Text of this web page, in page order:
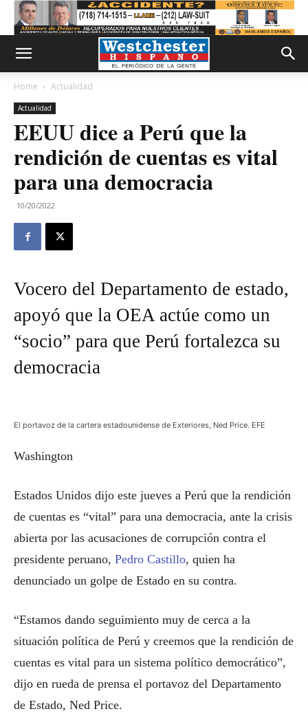
Home Actualidad
Actualidad
EEUU dice a Perú que la
rendición de cuentas es vital
para una democracia
10/20/2022
Vocero del Departamento de estado,
apoyó que la OEA actúe como un
“socio” para que Perú fortalezca su
democracia
El portavoz de la cartera estadounidense de Exteriores, Ned Price. EFE
Washington
Estados Unidos dijo este jueves a Perú que la rendición
de cuentas es “vital” para una democracia, ante la crisis
abierta por las acusaciones de corrupción contra el
presidente peruano, Pedro Castillo, quien ha
denunciado un golpe de Estado en su contra.
“Estamos dando seguimiento muy de cerca a la
situación política de Perú y creemos que la rendición de
cuentas es vital para un sistema político democrático”,
dijo en rueda de prensa el portavoz del Departamento
de Estado, Ned Price.